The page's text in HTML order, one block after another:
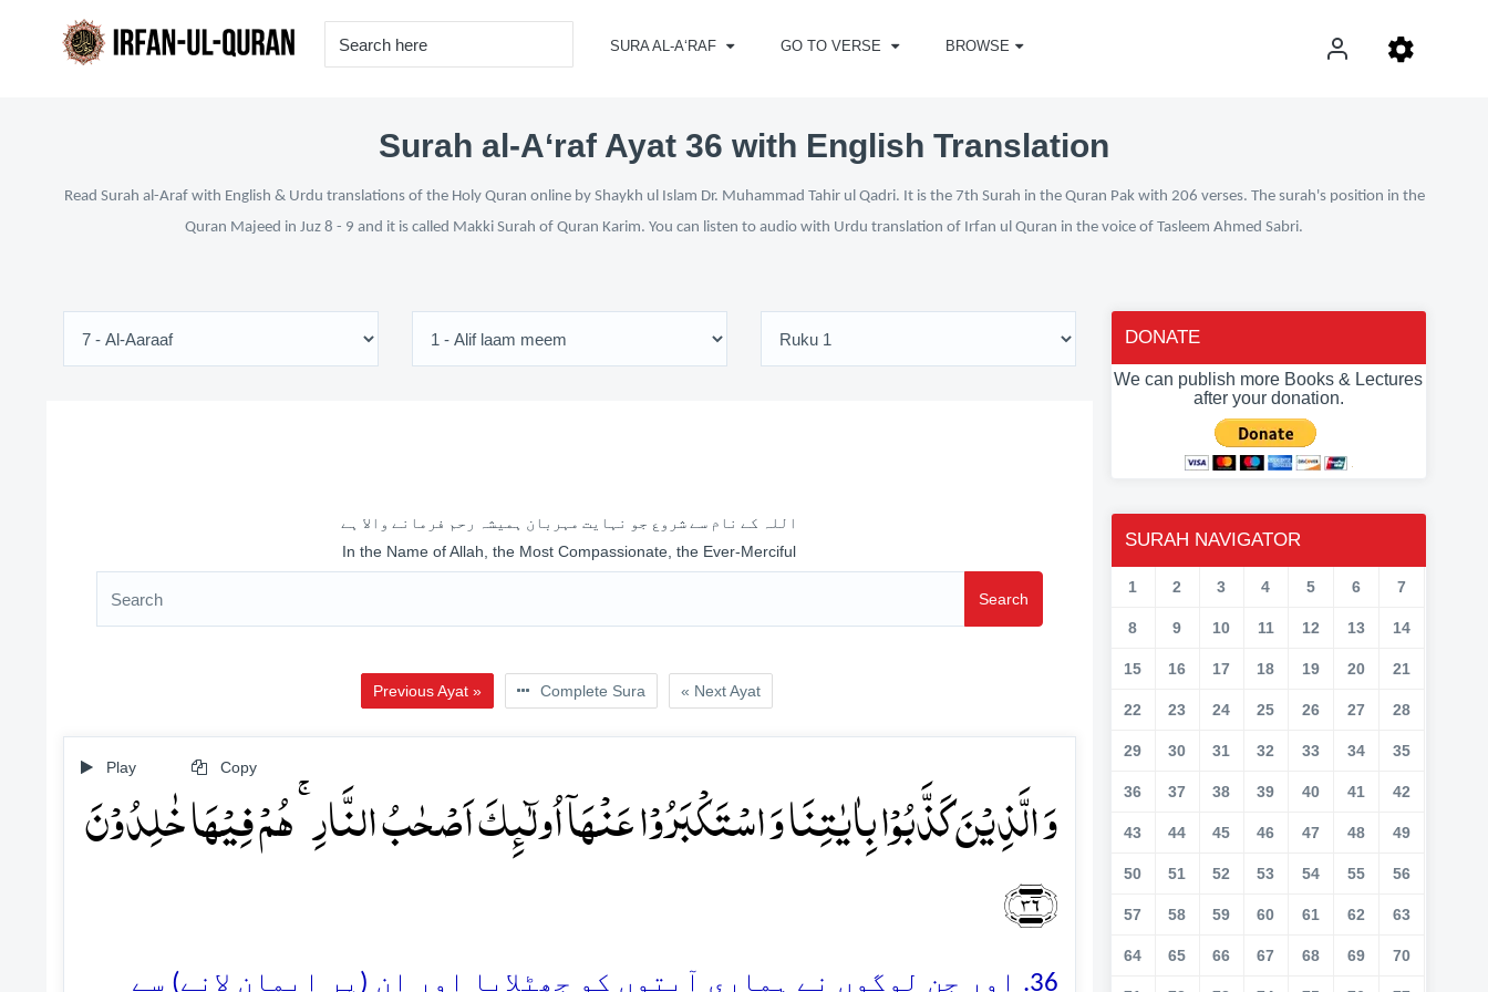
SURA AL-A‘RAF GO TO VERSE BROWSE
Surah al-A‘raf Ayat 36 with English Translation
Read Surah al-Araf with English & Urdu translations of the Holy Quran online by Shaykh ul Islam Dr. Muhammad Tahir ul Qadri. It is the 7th Surah in the Quran Pak with 206 verses. The surah's position in the
Quran Majeed in Juz 8 - 9 and it is called Makki Surah of Quran Karim. You can listen to audio with Urdu translation of Irfan ul Quran in the voice of Tasleem Ahmed Sabri.
اللہ کے نام سے شروع جو نہایت مہربان ہمیشہ رحم فرمانے والا ہے
In the Name of Allah, the Most Compassionate, the Ever-Merciful
Search
Previous Ayat » Complete Sura « Next Ayat
Play Copy
وَ الَّذِیۡنَ کَذَّبُوۡا بِاٰیٰتِنَا وَ اسۡتَکۡبَرُوۡا عَنۡہَاۤ اُولٰٓئِکَ اَصۡحٰبُ النَّارِ ۚ ہُمۡ فِیۡہَا خٰلِدُوۡنَ
﴿۳۶﴾
36. اور جن لوگوں نے ہماری آیتوں کو جھٹلایا اور ان (پر ایمان لانے) سے
DONATE
We can publish more Books & Lectures
after your donation.
SURAH NAVIGATOR
1 2 3 4 5 6 7
8 9 10 11 12 13 14
15 16 17 18 19 20 21
22 23 24 25 26 27 28
29 30 31 32 33 34 35
36 37 38 39 40 41 42
43 44 45 46 47 48 49
50 51 52 53 54 55 56
57 58 59 60 61 62 63
64 65 66 67 68 69 70